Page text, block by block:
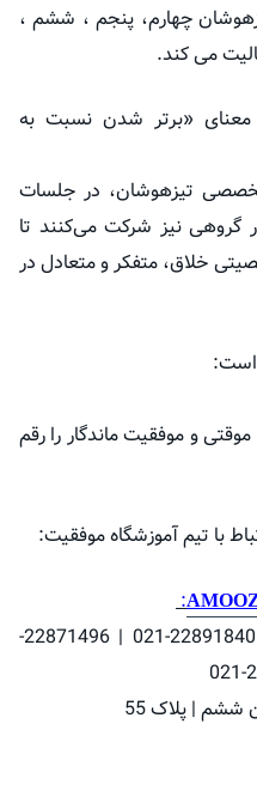
چهارم، پنجم ، ششم ،
می کند.
معنای «برتر شدن نسبت به
تیزهوشان، در جلسات
گروهی نیز شرکت می‌کنند تا
خلاق، متفکر و متعادل در
است:
و موفقیت ماندگار را رقم
با تیم آموزشگاه موفقیت:
:
شماره تماس: 26720859-021 | 22891840-021 | 22871496-
| پلاک 55